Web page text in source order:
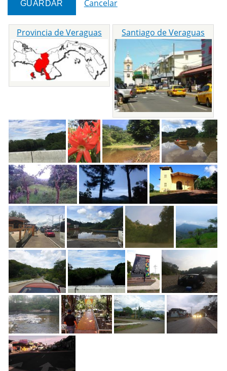
Cancelar
Provincia de Veraguas Santiago de Veraguas